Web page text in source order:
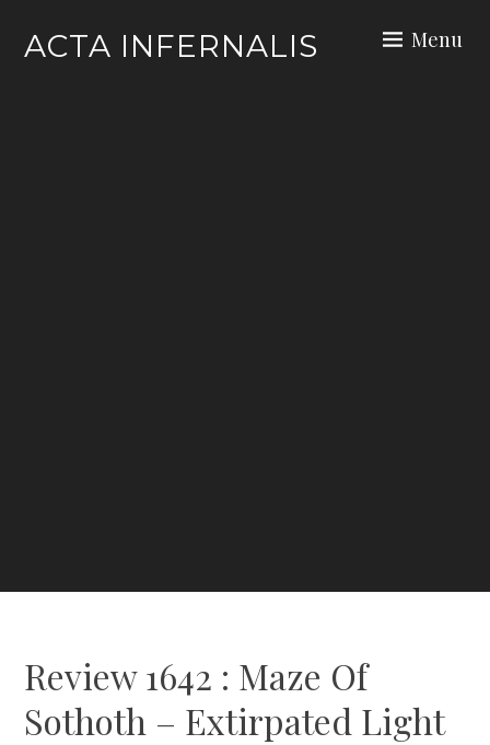
ACTA INFERNALIS Menu
Review 1642 : Maze Of
Sothoth – Extirpated Light